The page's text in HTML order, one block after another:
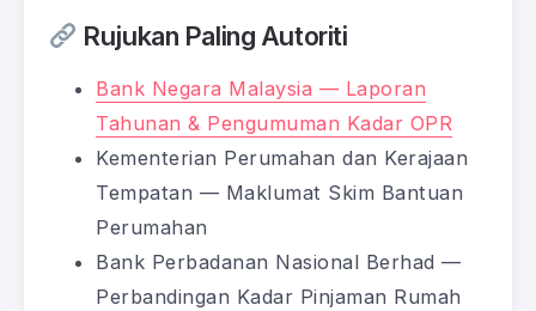
Rujukan Paling Autoriti
Bank Negara Malaysia — Laporan
Tahunan & Pengumuman Kadar OPR
Kementerian Perumahan dan Kerajaan
Tempatan — Maklumat Skim Bantuan
Perumahan
Bank Perbadanan Nasional Berhad —
Perbandingan Kadar Pinjaman Rumah